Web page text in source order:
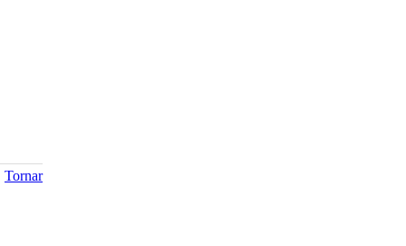
Tornar